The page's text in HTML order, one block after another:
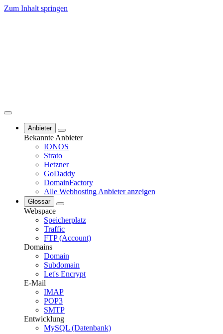
Zum Inhalt springen
Anbieter
Bekannte Anbieter
IONOS
Strato
Hetzner
GoDaddy
DomainFactory
Alle Webhosting Anbieter anzeigen
Glossar
Webspace
Speicherplatz
Traffic
FTP (Account)
Domains
Domain
Subdomain
Let's Encrypt
E-Mail
IMAP
POP3
SMTP
Entwicklung
MySQL (Datenbank)